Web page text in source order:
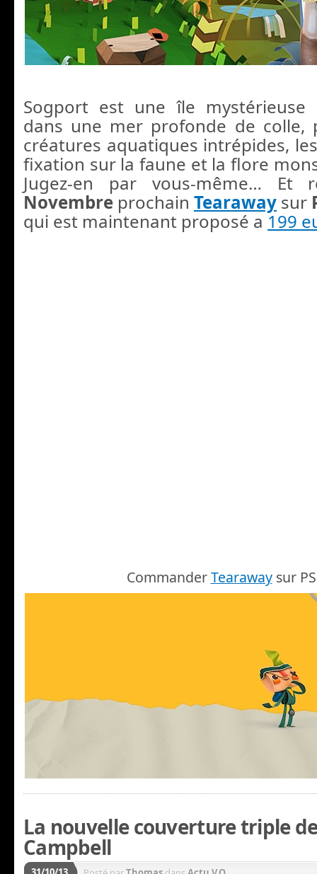
Sogport est une île mystérieuse
dans une mer profonde de colle,
créatures aquatiques intrépides,
fixation sur la faune et la flore
Jugez-en par vous-même…
Novembre prochain Tearaway sur
qui est maintenant proposé a199
CommanderTearawaysur
La nouvelle couverture triple
Campbell